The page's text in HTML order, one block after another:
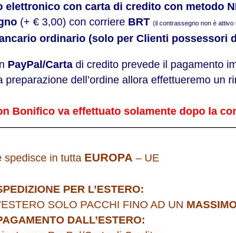
elettronico con carta di credito con metodo
(+ € 3,00) con corriere BRT (il contrassegno non è attivo
ordinario (solo per Clienti possessori
PayPal/Carta di credito prevede il pagamento
preparazione dell’ordine allora effettueremo
Bonifico va effettuato solamente dopo la
spedisce in tutta EUROPA – UE
PER L’ESTERO:
SOLO PACCHI FINO AD UN
DALL’ESTERO: